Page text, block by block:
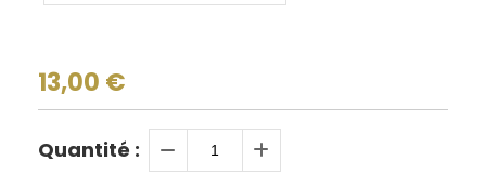
13,00 €
Quantité :